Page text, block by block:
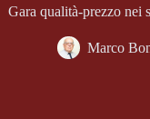
Gara qualità-prezzo nei
Marco